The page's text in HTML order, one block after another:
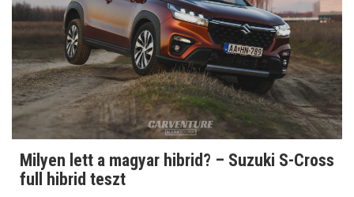
Milyen lett a magyar hibrid? – Suzuki S-Cross
full hibrid teszt